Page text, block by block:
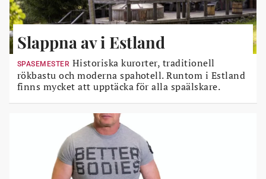
Slappna av i Estland
SPASEMESTER Historiska kurorter, traditionell
rökbastu och moderna spahotell. Runtom i Estland
finns mycket att upptäcka för alla spaälskare.